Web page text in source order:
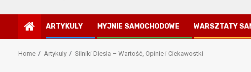
ARTYKULY MYJNIE SAMOCHODOWE WARSZTATY
Home Artykuly Silniki Diesla – Wartość, Opinie i Ciekawostki